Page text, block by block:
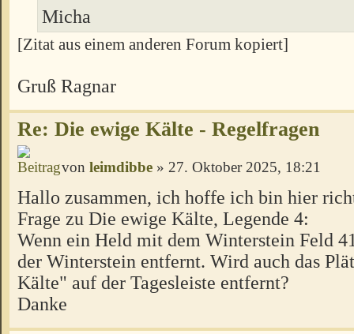
Micha
[Zitat aus einem anderen Forum kopiert]
Gruß Ragnar
Re: Die ewige Kälte - Regelfragen
von leimdibbe » 27. Oktober 2025, 18:21
Hallo zusammen, ich hoffe ich bin hier
Frage zu Die ewige Kälte, Legende 4:
Wenn ein Held mit dem Winterstein Feld
der Winterstein entfernt. Wird auch das
Kälte" auf der Tagesleiste entfernt?
Danke